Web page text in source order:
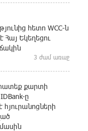
հետո WCC-ն
Հայ Եկեղեցու
3 ժամ առաջ
քարտի
ը
հյուրանոցների